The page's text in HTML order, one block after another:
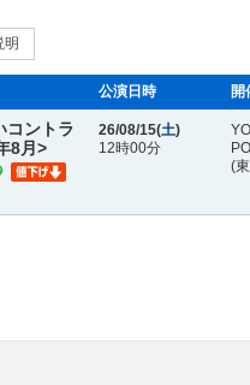
明
公演日時 開
コントラ
8月>
26/08/15(土)
12時00分
(